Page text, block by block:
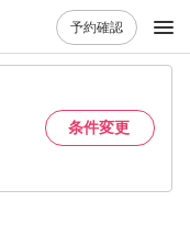
予約確認
条件変更